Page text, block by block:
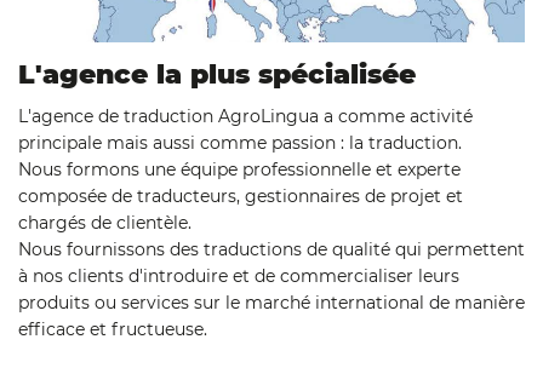
L'agence la plus spécialisée
L'agence de traduction AgroLingua a comme activité
principale mais aussi comme passion : la traduction.
Nous formons une équipe professionnelle et experte
composée de traducteurs, gestionnaires de projet et
chargés de clientèle.
Nous fournissons des traductions de qualité qui permettent
à nos clients d'introduire et de commercialiser leurs
produits ou services sur le marché international de manière
efficace et fructueuse.